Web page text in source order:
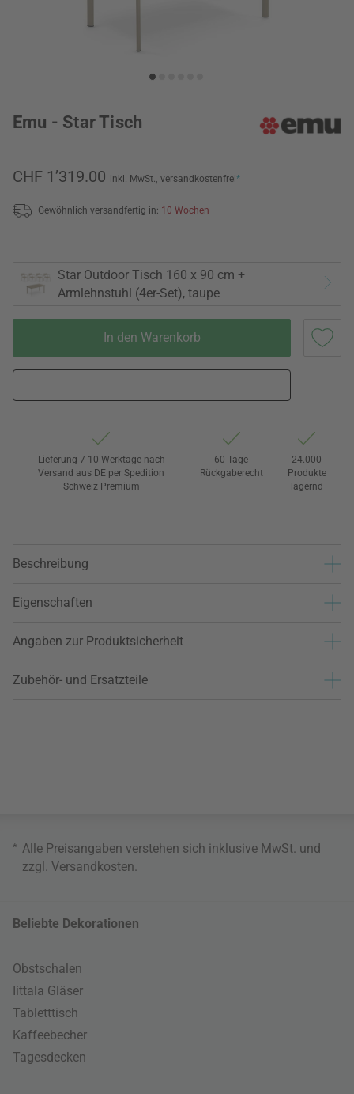
Emu - Star Tisch
CHF 1’319.00 inkl. MwSt., versandkostenfrei*
Gewöhnlich versandfertig in: 10 Wochen
Star Outdoor Tisch 160 x 90 cm +
Armlehnstuhl (4er-Set), taupe
In den Warenkorb
Lieferung 7-10 Werktage nach
Versand aus DE per Spedition
Schweiz Premium
60 Tage
Rückgaberecht
24.000
Produkte
lagernd
Beschreibung
Eigenschaften
Angaben zur Produktsicherheit
Zubehör- und Ersatzteile
* Alle Preisangaben verstehen sich inklusive MwSt. und
zzgl. Versandkosten
Beliebte Dekorationen
Obstschalen
Iittala Gläser
Tabletttisch
Kaffeebecher
Tagesdecken